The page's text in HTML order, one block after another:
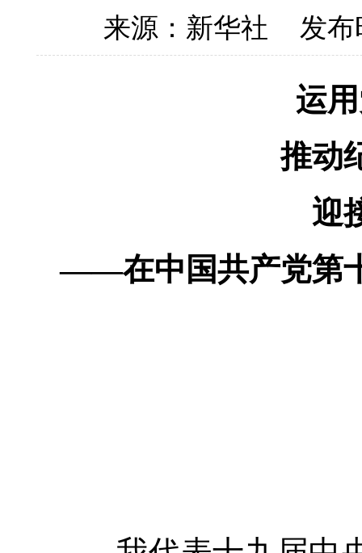
来源：新华社 发布
运
推动
迎
——在中国共产党第